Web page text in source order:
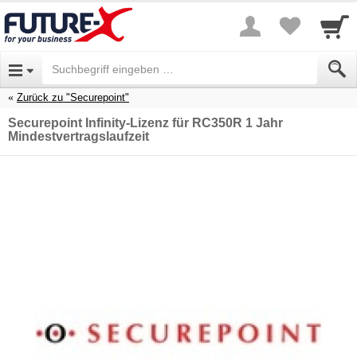
Zurück zu "Securepoint"
Securepoint Infinity-Lizenz für RC350R 1 Jahr
Mindestvertragslaufzeit